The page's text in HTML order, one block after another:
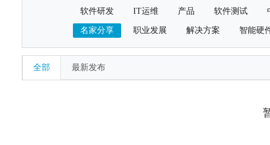
软件研发 IT运维 产品 软件测试
名家分享 职业发展 解决方案 智能硬
全部 最新发布